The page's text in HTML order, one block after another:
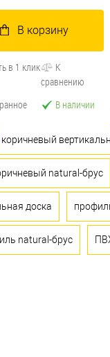
В корзину
в 1 клик
К
сравнению
В наличии
коричневый
natural-брус
доска
natural-брус